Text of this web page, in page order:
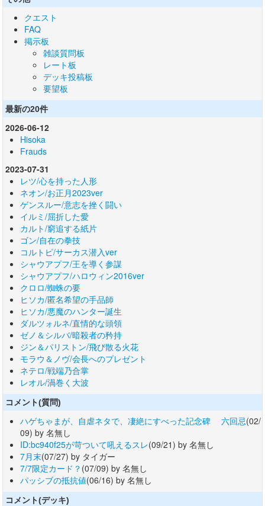
クエスト
FAQ
掲示板
雑談質問板
レート板
デッキ投稿板
要望板
最新の20件
2026-06-12
Hisoka
Frauds
2023-07-31
レツ/心を持った人形
ネオン/お正月2023ver
ゲンスルー/意志を挫く闘い
イルミ/屈折した愛
カルト/窮追する紙片
ゴン/自在の拳技
コルトピ/サーカス潜入ver
シャウアプフ/王を導く参謀
シャウアプフ/ハロウィン2016ver
クロロ/蜘蛛の要
ヒソカ/匿名希望の手品師
ヒソカ/悪魔のハンター誕生
ダルツォルネ/直情的な頭領
ゼノ＆シルバ/暗殺者の矜持
ジン＆パリストン/飛び散る火花
モラウ＆ノヴ/会長へのプレゼント
ネテロ/戦端乃合掌
レオル/渦巻く大波
コメント(質問)
ハゲちゃまが、自虐ネタで、凄絶にすべった記念碑 六回忌(02/
09) by 名無し
ID:bc940f25が苛ついて吼えるスレ(09/21) by 名無し
7月末(07/27) by タイガー
7/7限定カード？ (07/09) by 名無し
パッシブの抵抗値(06/16) by 名無し
コメント(デッキ)